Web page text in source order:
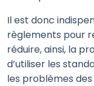
Il est donc
règlements pour
réduire, ainsi, la
d’utiliser les
les problèmes